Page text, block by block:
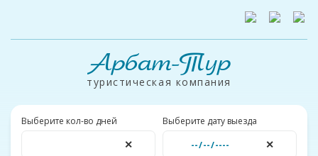
Арбат-Тур
туристическая компания
Выберите кол-во дней
✕
Выберите дату выезда
✕